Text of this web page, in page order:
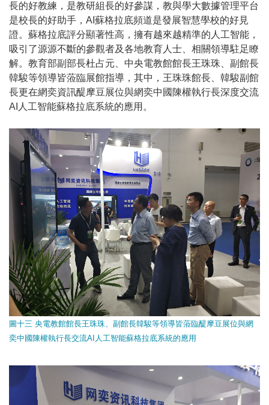
長的好教練，是教研組長的好參謀，教與學大數據管理平台
是校長的好助手，AI蘇格拉底頻道是發展智慧學校的好見
證。蘇格拉底評分顯著性高，擁有越來越精準的人工智能，
吸引了源源不斷的參觀者及各地教育人士、相關領導駐足瞭
解。教育部副部長杜占元、中央電教館館長王珠珠、副館長
韓駿等領導皆蒞臨展館指導，其中，王珠珠館長、韓駿副館
長更在網奕資訊醍摩豆展位與網奕中國陳權執行長深度交流
AI人工智能蘇格拉底系統的應用。
圖十三 央電教館館長王珠珠、副館長韓駿等領導皆蒞臨醍摩豆展位與網
奕中國陳權執行長交流AI人工智能蘇格拉底系統的應用